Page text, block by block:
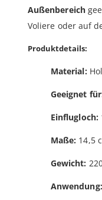
Außenbereich
Voliere oder auf
Produktdetails:
Material:
Geeignet
Einflugloch:
Maße: 14,5
Gewicht:
Anwendung: